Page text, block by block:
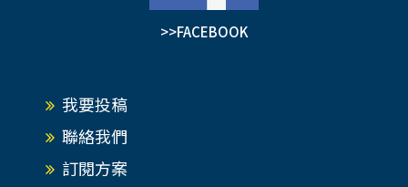
>>FACEBOOK
我要投稿
聯絡我們
訂閱方案